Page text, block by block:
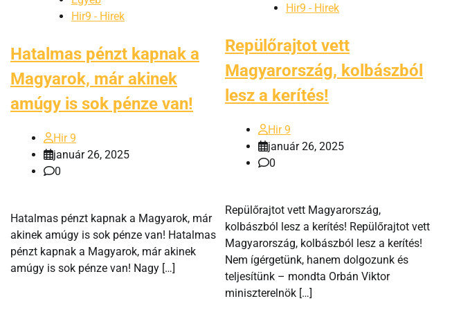
Hir9 - Hirek
Hatalmas pénzt kapnak a
Magyarok, már akinek
amúgy is sok pénze van!
Hir 9
január 26, 2025
0
Hatalmas pénzt kapnak a Magyarok, már
akinek amúgy is sok pénze van! Hatalmas
pénzt kapnak a Magyarok, már akinek
amúgy is sok pénze van! Nagy […]
Hir9 - Hirek
Repülőrajtot vett
Magyarország, kolbászból
lesz a kerítés!
Hir 9
január 26, 2025
0
Repülőrajtot vett Magyarország,
kolbászból lesz a kerítés! Repülőrajtot vett
Magyarország, kolbászból lesz a kerítés!
Nem ígérgetünk, hanem dolgozunk és
teljesítünk – mondta Orbán Viktor
miniszterelnök […]